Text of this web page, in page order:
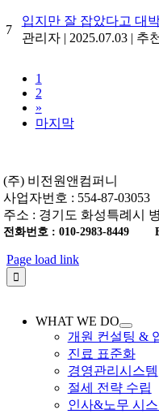
7
입지만 잘 잡았다고 대
관리자 | 2025.07.03 | 추
1
2
»
마지막
(주) 비전원앤컴퍼니
사업자번호 : 554-87-03053
주소 : 경기도 화성특례시
전화번호 : 010-2983-8449
Page load link
WHAT WE DO
개원 컨설팅 &
진료 표준화
경영관리시스템
절세 전략 수립
인사&노무 시